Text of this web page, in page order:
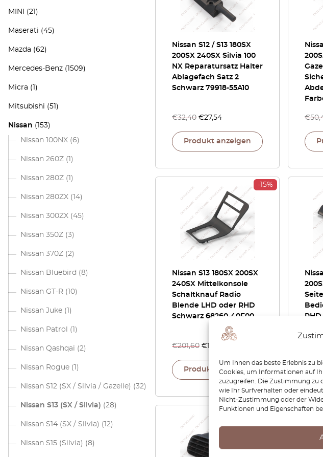
Um Ihnen das beste Erlebnis zu
Cookies, um Informationen auf
zuzugreifen. Die Zustimmung zu
wie Ihr Surfverhalten oder
Nicht-Zustimmung oder der
Funktionen und Eigenschaften
MINI (21)
Maserati (45)
Mazda (62)
Mercedes-Benz (1509)
Micra (1)
Mitsubishi (51)
Nissan (153)
Nissan 100NX (6)
Nissan 260Z (1)
Nissan 280Z (1)
Nissan 280ZX (14)
Nissan 300ZX (45)
Nissan 350Z (3)
Nissan 370Z (2)
Nissan Bluebird (8)
Nissan GT-R (10)
Nissan Juke (1)
Nissan Patrol (1)
Nissan Qashqai (2)
Nissan Rogue (1)
Nissan S12 (SX / Silvia / Gazelle) (32)
Nissan S13 (SX / Silvia) (28)
Nissan S14 (SX / Silvia) (12)
Nissan S15 (Silvia) (8)
Nissan S12 / S13 180SX
200SX 240SX Silvia 100
NX Reparatursatz Halter
Ablagefach Satz 2
Schwarz 79918-55A10
€32,40 €27,54
Produkt anzeigen
€
-15%
Nissan S13 180SX 200SX
240SX Mittelkonsole
Schaltknauf Radio
Blende LHD oder RHD
Schwarz 68260-40F00
€201,60 €
Produkt anzeigen
-15%